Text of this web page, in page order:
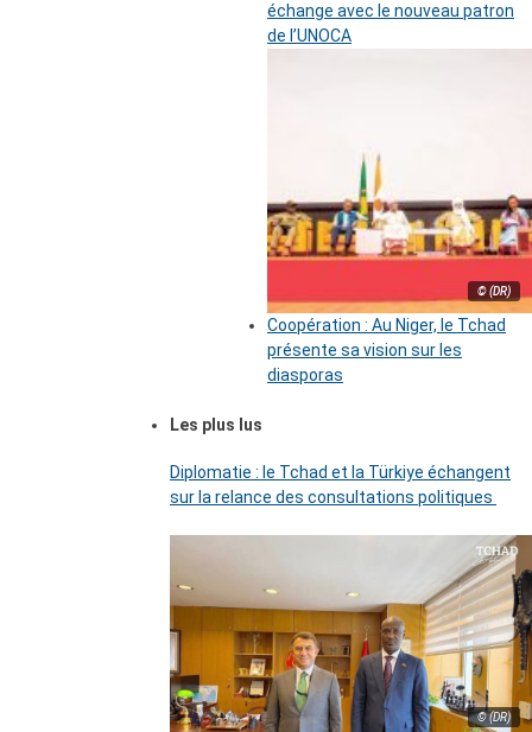
échange avec le nouveau patron
de l’UNOCA
© (DR)
Coopération : Au Niger, le Tchad
présente sa vision sur les
diasporas
Les plus lus
Diplomatie : le Tchad et la Türkiye échangent
sur la relance des consultations politiques
© (DR)